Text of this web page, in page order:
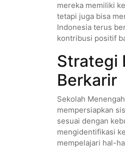
mereka memiliki
tetapi juga bisa
Indonesia terus
kontribusi positif
Strategi
Berkarir
Sekolah
mempersiapkan
sesuai dengan
mengidentifikasi
mempelajari hal-